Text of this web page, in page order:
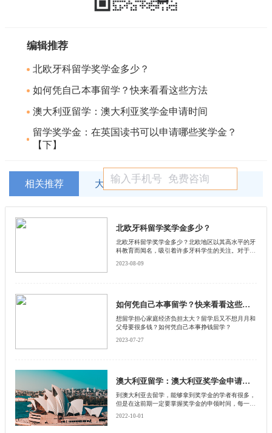
编辑推荐
北欧牙科留学奖学金多少？
如何凭自己本事留学？快来看看这些方法
澳大利亚留学：澳大利亚奖学金申请时间
留学奖学金：在英国读书可以申请哪些奖学金？
【下】
相关推荐 大家在看
北欧牙科留学奖学金多少？
北欧牙科留学奖学金多少？北欧地区以其高水平的牙
科教育而闻名，吸引着许多牙科学生的关注。对于有
2023-08-09
如何凭自己本事留学？快来看看这些方法
想留学担心家庭经济负担太大？留学后又不想月月和
父母要很多钱？如何凭自己本事挣钱留学？
2023-07-27
澳大利亚留学：澳大利亚奖学金申请时间
到澳大利亚去留学，能够拿到奖学金的学者有很多，
但是在这前期一定要掌握奖学金的申领时间，每一种
2022-10-01